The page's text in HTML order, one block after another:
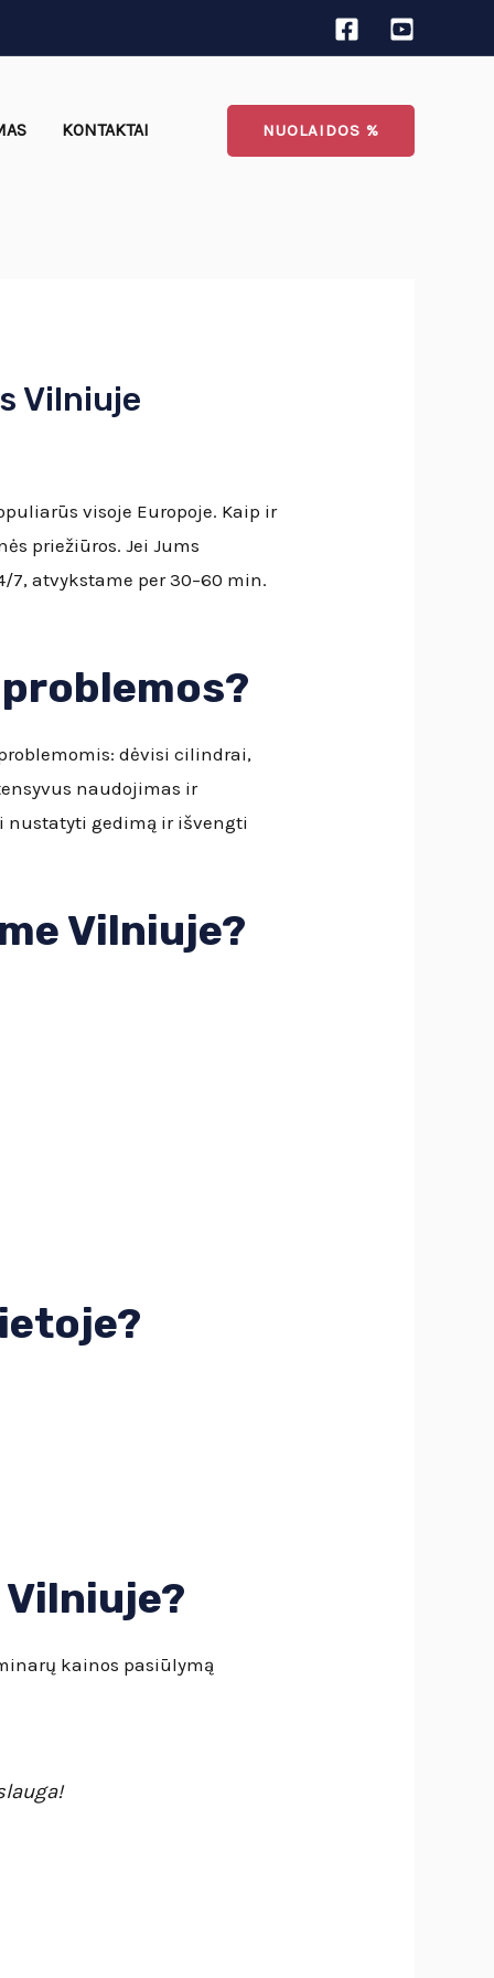
KONTAKTAI NUOLAIDOS %
Vilniuje
visoje Europoje. Kaip ir
priežiūros. Jei Jums
7, atvykstame per 30–60 min.
dėvisi cilindrai,
naudojimas ir
nustatyti gedimą ir išvengti
Vilniuje?
Vilniuje?
kainos pasiūlymą